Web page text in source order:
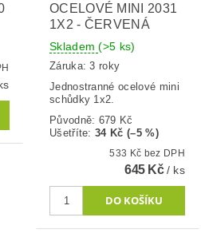
OCELOVÉ MINI 2031
1X2 - ČERVENÁ
Skladem(>5 ks)
Záruka: 3 roky
Jednostranné ocelové mini
schůdky 1x2.
Původně: 679 Kč
Ušetříte:34 Kč (–5 %)
533 Kč bez DPH
645 Kč/ ks